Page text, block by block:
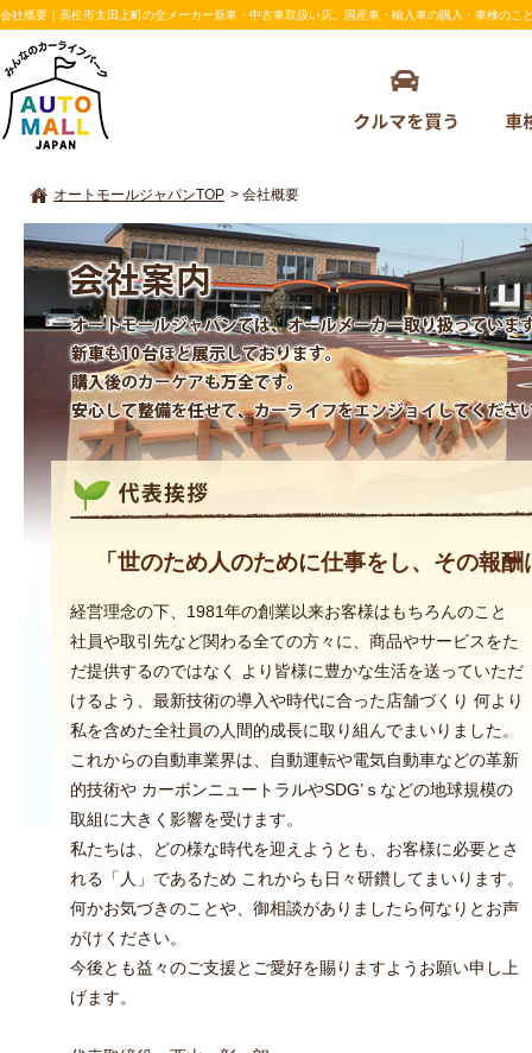
会社概要｜高松市太田上町の全メーカー新車・中古車取扱い店。国産車・輸入車の購入・車検のこ
オートモールジャパンTOP > 会社概要
会社概要
オートモールジャパンでは、オールメーカー取り扱っています。新
も10台ほど展示しております。購入後のカーケアも万全です。安
て整備を任せて、カーライフをエンジョイしてください。
「世のため人のために仕事をし、その報
経営理念の下、1981年の創業以来お客様はもちろんのこと
社員や取引先など関わる全ての方々に、商品やサービスをた
だ提供するのではなく より皆様に豊かな生活を送っていただ
けるよう、最新技術の導入や時代に合った店舗づくり 何より
私を含めた全社員の人間的成長に取り組んでまいりました。
これからの自動車業界は、自動運転や電気自動車などの革新
的技術や カーボンニュートラルやSDG’ｓなどの地球規模の
取組に大きく影響を受けます。
私たちは、どの様な時代を迎えようとも、お客様に必要とさ
れる「人」であるため これからも日々研鑽してまいります。
何かお気づきのことや、御相談がありましたら何なりとお声
がけください。
今後とも益々のご支援とご愛好を賜りますようお願い申し上
げます。